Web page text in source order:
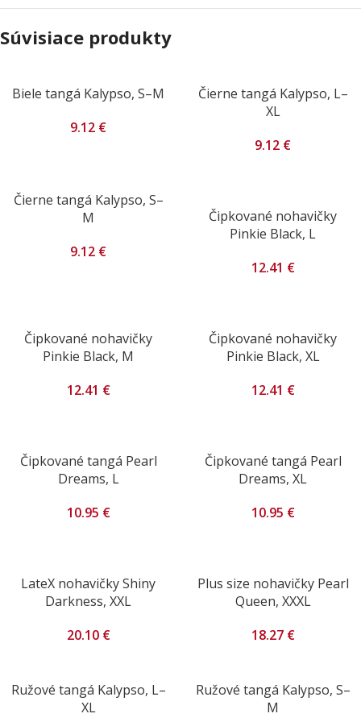
Súvisiace produkty
Biele tangá Kalypso, S–M
9.12 €
Čierne tangá Kalypso, L–
XL
9.12 €
Čierne tangá Kalypso, S–
M
9.12 €
Čipkované nohavičky
Pinkie Black, L
12.41 €
Čipkované nohavičky
Pinkie Black, M
12.41 €
Čipkované nohavičky
Pinkie Black, XL
12.41 €
Čipkované tangá Pearl
Dreams, L
10.95 €
Čipkované tangá Pearl
Dreams, XL
10.95 €
LateX nohavičky Shiny
Darkness, XXL
20.10 €
Plus size nohavičky Pearl
Queen, XXXL
18.27 €
Ružové tangá Kalypso, L–
XL
Ružové tangá Kalypso, S–
M